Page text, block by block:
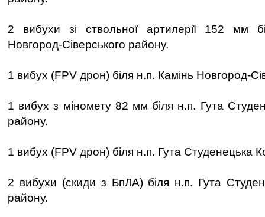
2 вибухи зі ствольної артилерії 152 мм
Новгород-Сіверського району.
1 вибух (FPV дрон) біля н.п. Камінь Новгород-
1 вибух з міномету 82 мм біля н.п. Гута
району.
1 вибух (FPV дрон) біля н.п. Гута Студенецька
2 вибухи (скиди з БпЛА) біля н.п. Гута
району.